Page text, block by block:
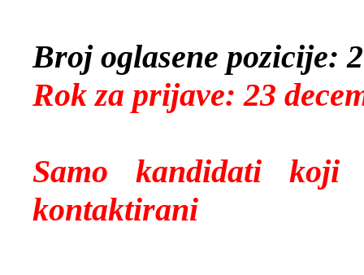
Broj oglasene pozicije:
Rok za prijave: 23
Samo kandidati
kontaktirani